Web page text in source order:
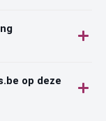
op deze